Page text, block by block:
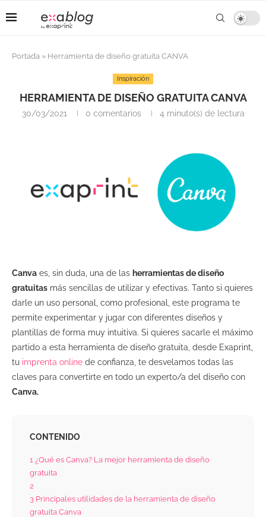
Portada » Herramienta de diseño gratuita CANVA
Inspiración
HERRAMIENTA DE DISEÑO GRATUITA CANVA
30/03/2021 0 comentarios 4 minuto(s) de lectura
Canva es, sin duda, una de las herramientas de diseño
gratuitas más sencillas de utilizar y efectivas. Tanto si quieres
darle un uso personal, como profesional, este programa te
permite experimentar y jugar con diferentes diseños y
plantillas de forma muy intuitiva. Si quieres sacarle el máximo
partido a esta herramienta de diseño gratuita, desde Exaprint,
tu imprenta online de confianza, te desvelamos todas las
claves para convertirte en todo un experto/a del diseño con
Canva.
CONTENIDO
1 ¿Qué es Canva? La mejor herramienta de diseño
gratuita
2
3 Principales utilidades de la herramienta de diseño
gratuita Canva